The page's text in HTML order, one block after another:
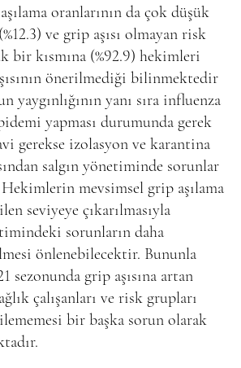
oranlarının da çok düşük
ve grip aşısı olmayan risk
bir kısmına (%92.9) hekimleri
önerilmediği bilinmektedir
yaygınlığının yanı sıra influenza
yapması durumunda gerek
gerekse izolasyon ve karantina
salgın yönetiminde sorunlar
mevsimsel grip aşılama
seviyeye çıkarılmasıyla
sorunların daha
önlenebilecektir. Bununla
sezonunda grip aşısına artan
çalışanları ve risk grupları
bir başka sorun olarak